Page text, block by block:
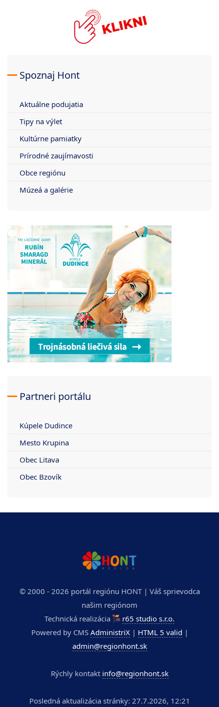
Spoznaj Hont
Aktuálne podujatia
Tipy na výlet
Kultúrne pamiatky
Prírodné zaujímavosti
Obce regiónu
Múzeá a galérie
Partneri portálu
Kúpele Dudince
Mesto Krupina
Obec Litava
Obec Bzovík
© 2000 - 2026 portál regiónu HONT | Váš sprievodca
našim regiónom
Technická realizácia
r65 studio s.r.o.
Powered by CMS AdministriX| HTML 5 valid |
admin@regionhont.sk
Rýchly kontakt info@regionhont.sk
Posledná aktualizácia stránky: 27.7.2026, 12:21